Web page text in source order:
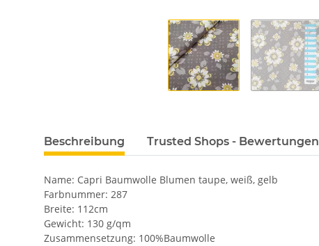
Beschreibung Trusted Shops - Bewertungen
Name: Capri Baumwolle Blumen taupe, weiß, gelb
Farbnummer: 287
Breite: 112cm
Gewicht: 130 g/qm
Zusammensetzung: 100%Baumwolle